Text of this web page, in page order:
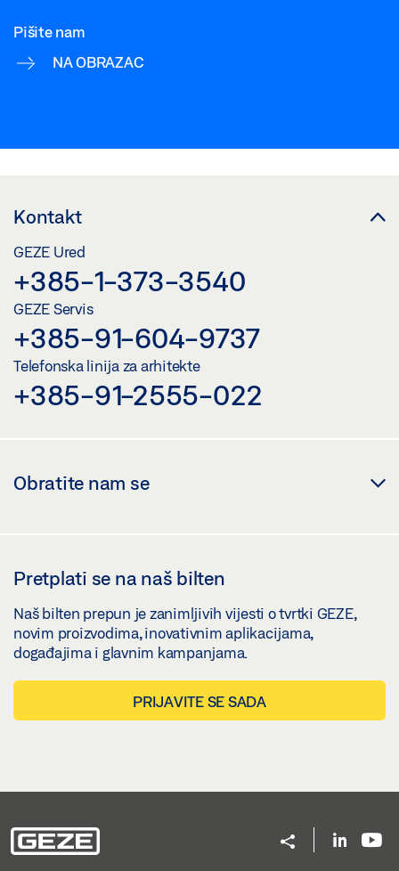
Pišite nam
NA OBRAZAC
Kontakt
GEZE Ured
+385-1-373-3540
GEZE Servis
+385-91-604-9737
Telefonska linija za arhitekte
+385-91-2555-022
Obratite nam se
Pretplati se na naš bilten
Naš bilten prepun je zanimljivih vijesti o tvrtki GEZE,
novim proizvodima, inovativnim aplikacijama,
događajima i glavnim kampanjama.
PRIJAVITE SE SADA